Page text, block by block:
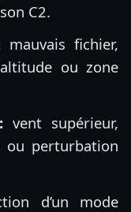
C2.
mauvais fichier,
ou zone
vent supérieur,
ou perturbation
d’un mode